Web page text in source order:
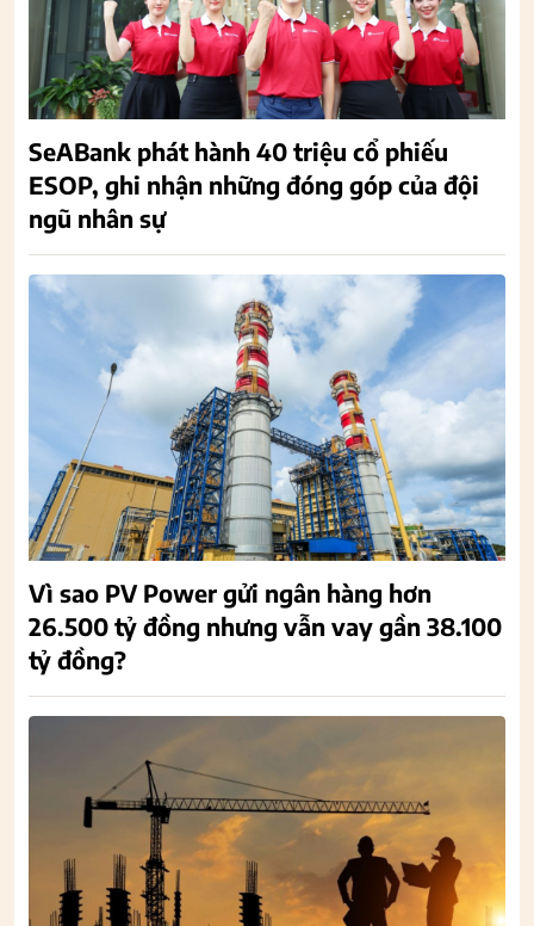
SeABank phát hành 40 triệu cổ phiếu
ESOP, ghi nhận những đóng góp của đội
ngũ nhân sự
Vì sao PV Power gửi ngân hàng hơn
26.500 tỷ đồng nhưng vẫn vay gần 38.100
tỷ đồng?